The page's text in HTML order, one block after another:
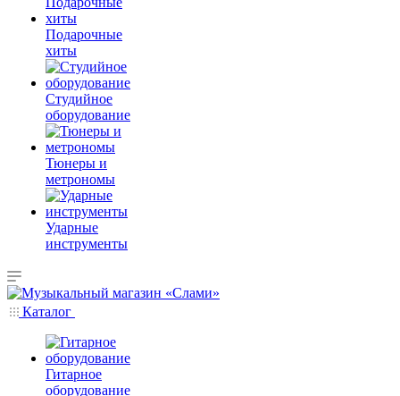
Подарочные
хиты
Студийное
оборудование
Тюнеры и
метрономы
Ударные
инструменты
Каталог
Гитарное
оборудование